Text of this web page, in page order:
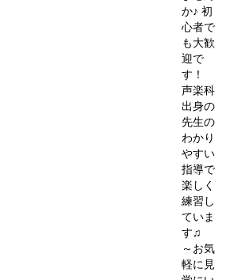
か♪ 初
心者で
も大歓
迎で
す！
声楽科
出身の
先生の
わかり
やすい
指導で
楽しく
練習し
ていま
す♫
～お気
軽に見